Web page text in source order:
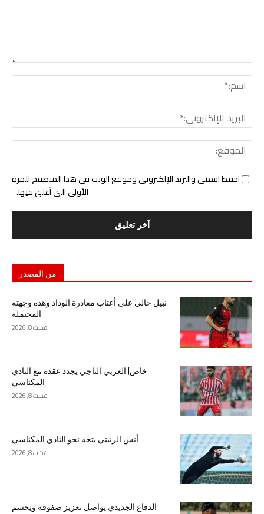
احفظ اسمي والبريد الإلكتروني وموقع الويب في هذا المتصفح للمرة
الأولى التي أعلق فيها.
من المصدر
نبيل خالي على أعتاب مغادرة الوداد وهذه وجهته
المحتملة
غشت 8, 2026
خاص| العربي الناجي يجدد عقده مع النادي
المكناسي
غشت 8, 2026
أنس الزنيتي يتجه نحو النادي المكناسي
غشت 8, 2026
الدفاع الجديدي يواصل تعزيز صفوفه ويحسم